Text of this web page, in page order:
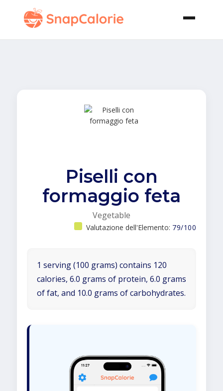
Piselli con
formaggio feta
Vegetable
Valutazione dell'Elemento: 79/100
1 serving (100 grams) contains 120
calories, 6.0 grams of protein, 6.0 grams
of fat, and 10.0 grams of carbohydrates.